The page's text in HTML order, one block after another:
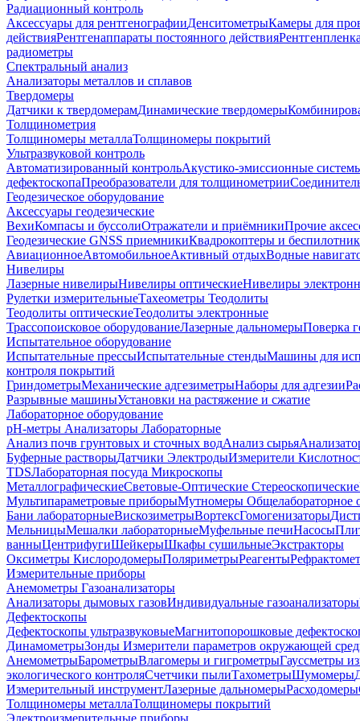
Радиационный контроль
Аксессуары для рентгенографииДенситометрыКамеры для
действияРентгенаппараты постоянного действия
радиометры
Спектральный анализ
Анализаторы металлов и сплавов
Твердомеры
Датчики к твердомерамДинамические твердомеры
Толщинометрия
Толщиномеры металлаТолщиномеры покрытий
Ультразвуковой контроль
Автоматизированный контрольАкустико-эмиссионные
дефектоскопаПреобразователи для толщинометрии
Геодезическое оборудование
Аксессуары геодезические
ВехиКомпасы и буссолиОтражатели и приёмникиПрочие
Геодезические GNSS приемникиКвадрокоптеры и
АвиационноеАвтомобильноеАктивный отдыхВодные
Нивелиры
Лазерные нивелирыНивелиры оптическиеНивелиры
Рулетки измерительныеТахеометры Теодолиты
Теодолиты оптическиеТеодолиты электронные
Трассопоисковое оборудованиеЛазерные дальномерыПоверка
Испытательное оборудование
Испытательные прессыИспытательные стендыМашины для
контроля покрытий
ГриндометрыМеханические адгезиметрыНаборы для адгезии
Разрывные машиныУстановки на растяжение и сжатие
Лабораторное оборудование
pH-метры Анализаторы Лабораторные
Анализ почв грунтовых и сточных водАнализ сырья
Буферные растворыДатчики ЭлектродыИзмерители
TDSЛабораторная посуда Микроскопы
МеталлографическиеСветовые-Оптические Стереоскопические
Мультипараметровые приборыМутномеры Общелабораторное
Бани лабораторныеВискозиметрыВортексГомогенизаторы
МельницыМешалки лабораторныеМуфельные печиНасосы
ванныЦентрифугиШейкерыШкафы сушильныеЭкстракторы
Оксиметры КислородомерыПоляриметрыРеагенты
Измерительные приборы
Анемометры Газоанализаторы
Анализаторы дымовых газовИндивидуальные газоанализаторы
Дефектоскопы
Дефектоскопы ультразвуковыеМагнитопорошковые
ДинамометрыЗонды Измерители параметров окружающей
АнемометрыБарометрыВлагомеры и гигрометрыГауссметры
экологического контроляСчетчики пылиТахометрыШумомеры
Измерительный инструментЛазерные дальномерыРасходомеры
Толщиномеры металлаТолщиномеры покрытий